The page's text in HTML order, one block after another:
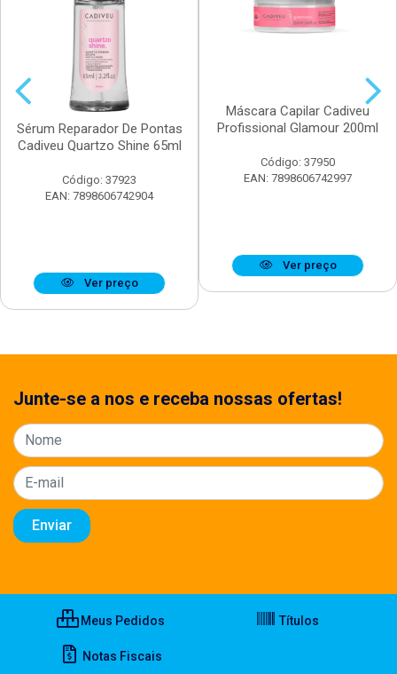
Sérum Reparador De Pontas
Cadiveu Quartzo Shine 65ml
Código: 37923
EAN: 7898606742904
Ver preço
Máscara Capilar Cadiveu
Profissional Glamour 200ml
Código: 37950
EAN: 7898606742997
Ver preço
Junte-se a nos e receba nossas ofertas!
Meus Pedidos Títulos
Notas Fiscais